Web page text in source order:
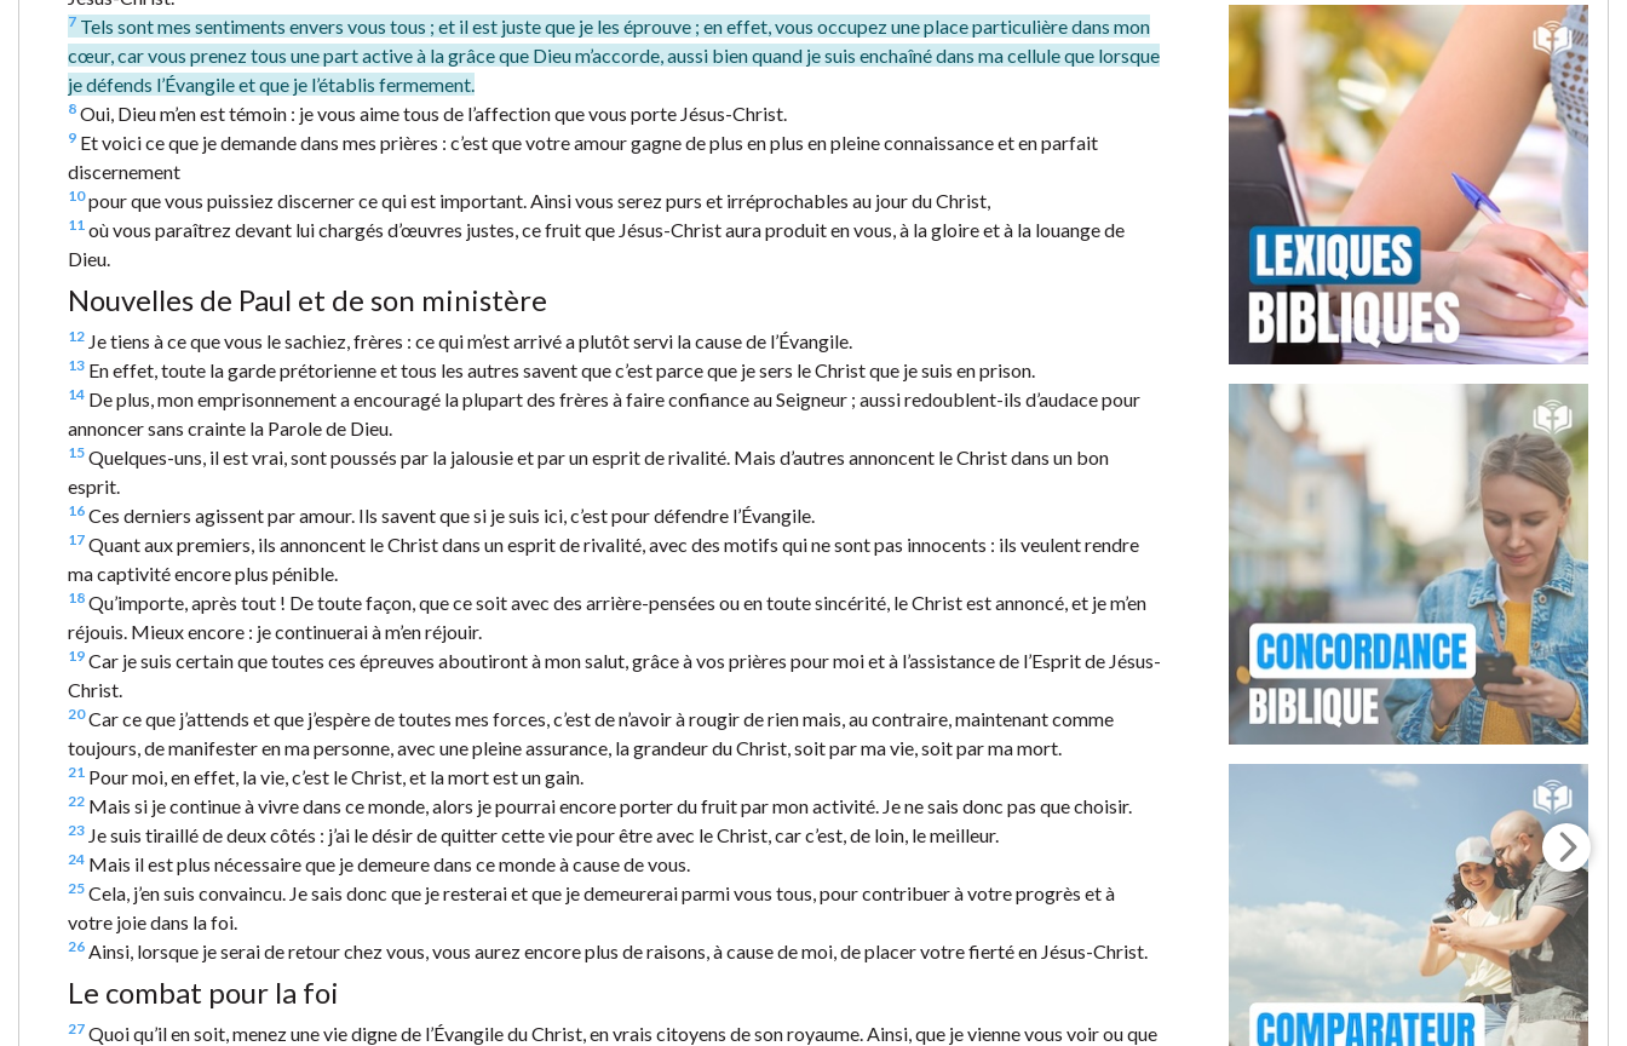
7 Tels sont mes sentiments envers vous tous ; et il est juste que je les éprouve ; en effet, vous occupez une place particulière dans mon
cœur, car vous prenez tous une part active à la grâce que Dieu m’accorde, aussi bien quand je suis enchaîné dans ma cellule que lorsque
je défends l’Évangile et que je l’établis fermement.
8 Oui, Dieu m’en est témoin : je vous aime tous de l’affection que vous porte Jésus-Christ.
9 Et voici ce que je demande dans mes prières : c’est que votre amour gagne de plus en plus en pleine connaissance et en parfait
discernement
10pour que vous puissiez discerner ce qui est important. Ainsi vous serez purs et irréprochables au jour du Christ,
11 où vous paraîtrez devant lui chargés d’œuvres justes, ce fruit que Jésus-Christ aura produit en vous, à la gloire et à la louange de
Dieu.
Nouvelles de Paul et de son ministère
12 Je tiens à ce que vous le sachiez, frères : ce qui m’est arrivé a plutôt servi la cause de l’Évangile.
13 En effet, toute la garde prétorienne et tous les autres savent que c’est parce que je sers le Christ que je suis en prison.
14 De plus, mon emprisonnement a encouragé la plupart des frères à faire confiance au Seigneur ; aussi redoublent-ils d’audace pour
annoncer sans crainte la Parole de Dieu.
15 Quelques-uns, il est vrai, sont poussés par la jalousie et par un esprit de rivalité. Mais d’autres annoncent le Christ dans un bon
esprit.
16 Ces derniers agissent par amour. Ils savent que si je suis ici, c’est pour défendre l’Évangile.
17 Quant aux premiers, ils annoncent le Christ dans un esprit de rivalité, avec des motifs qui ne sont pas innocents : ils veulent rendre
ma captivité encore plus pénible.
18 Qu’importe, après tout ! De toute façon, que ce soit avec des arrière-pensées ou en toute sincérité, le Christ est annoncé, et je m’en
réjouis. Mieux encore : je continuerai à m’en réjouir.
19 Car je suis certain que toutes ces épreuves aboutiront à mon salut, grâce à vos prières pour moi et à l’assistance de l’Esprit de Jésus-
Christ.
20Car ce que j’attends et que j’espère de toutes mes forces, c’est de n’avoir à rougir de rien mais, au contraire, maintenant comme
toujours, de manifester en ma personne, avec une pleine assurance, la grandeur du Christ, soit par ma vie, soit par ma mort.
21 Pour moi, en effet, la vie, c’est le Christ, et la mort est un gain.
22 Mais si je continue à vivre dans ce monde, alors je pourrai encore porter du fruit par mon activité. Je ne sais donc pas que choisir.
23 Je suis tiraillé de deux côtés : j’ai le désir de quitter cette vie pour être avec le Christ, car c’est, de loin, le meilleur.
24 Mais il est plus nécessaire que je demeure dans ce monde à cause de vous.
25 Cela, j’en suis convaincu. Je sais donc que je resterai et que je demeurerai parmi vous tous, pour contribuer à votre progrès et à
votre joie dans la foi.
26 Ainsi, lorsque je serai de retour chez vous, vous aurez encore plus de raisons, à cause de moi, de placer votre fierté en Jésus-Christ.
Le combat pour la foi
27 Quoi qu’il en soit, menez une vie digne de l’Évangile du Christ, en vrais citoyens de son royaume. Ainsi, que je vienne vous voir ou que